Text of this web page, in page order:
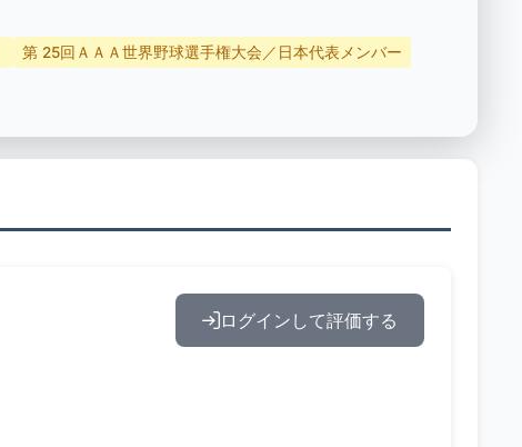
第 25回ＡＡＡ世界野球選手権大会／日本代表メンバー
ログインして評価する